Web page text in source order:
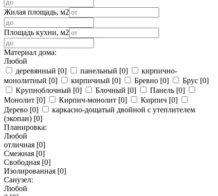
Жилая площадь, м2
Площадь кухни, м2
Материал дома:
Любой
деревянный [0] панельный [0]
кирпично-
монолитный [0] кирпичный [0] Бревно [0] Брус [0]
Крупноблочный [0] Блочный [0] Панель [0]
Монолит [0] Кирпич-монолит [0] Кирпич [0]
Дерево [0]
каркасно-дощатый двойной с утеплителем
(экопан) [0]
Планировка:
Любой
отличная [0]
Смежная [0]
Свободная [0]
Изолированная [0]
Санузел:
Любой